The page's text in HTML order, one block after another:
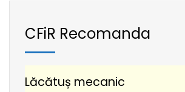
CFiR Recomanda
Lăcătuș mecanic